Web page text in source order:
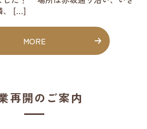
、 […]
MORE
再開のご案内